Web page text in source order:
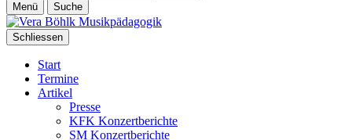
Menü Suche
Schliessen
Start
Termine
Artikel
Presse
KFK Konzertberichte
SM Konzertberichte